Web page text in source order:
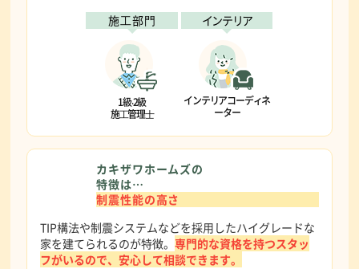
施⼯部⾨
1級‧2級
施⼯管理⼠
インテリア
インテリアコーディネ
ーター
カキザワホームズの
特徴は…
制震性能の高さ
TIP構法や制震システムなどを採用したハイグレードな
家を建てられるのが特徴。専門的な資格を持つスタッ
フがいるので、安心して相談できます。